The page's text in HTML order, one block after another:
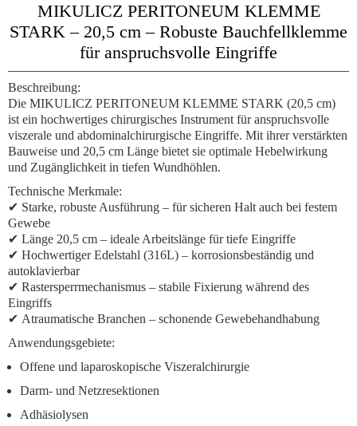
MIKULICZ PERITONEUM KLEMME
STARK – 20,5 cm – Robuste Bauchfellklemme
für anspruchsvolle Eingriffe
Beschreibung:
Die MIKULICZ PERITONEUM KLEMME STARK (20,5 cm)
ist ein hochwertiges chirurgisches Instrument füranspruchsvolle
viszerale und abdominalchirurgische Eingriffe. Mit ihrerverstärkten
Bauweise und 20,5 cm Länge bietet sie optimale Hebelwirkung
und Zugänglichkeit in tiefen Wundhöhlen.
Technische Merkmale:
✔ Starke, robuste Ausführung – für sicheren Halt auch bei festem
Gewebe
✔ Länge 20,5 cm – ideale Arbeitslänge für tiefe Eingriffe
✔ Hochwertiger Edelstahl (316L) – korrosionsbeständig und
autoklavierbar
✔ Rastersperrmechanismus – stabile Fixierung während des
Eingriffs
✔ Atraumatische Branchen – schonende Gewebehandhabung
Anwendungsgebiete:
Offene und laparoskopische Viszeralchirurgie
Darm- und Netzresektionen
Adhäsiolysen